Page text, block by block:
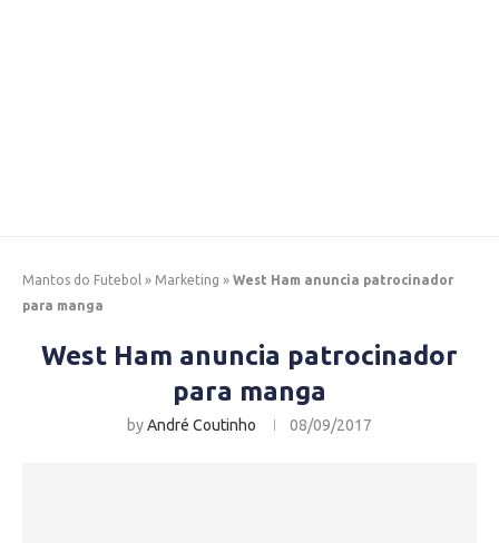
Mantos do Futebol » Marketing » West Ham anuncia patrocinador
para manga
West Ham anuncia patrocinador
para manga
byAndré Coutinho 08/09/2017